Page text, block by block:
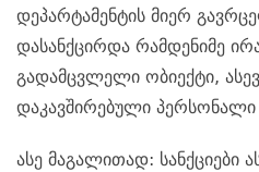
დეპარტამენტის მიერ
დასანქცირდა რამდენიმე
გადამცვლელი ობიექტი,
დაკავშირებული
ასე მაგალითად: სანქციები